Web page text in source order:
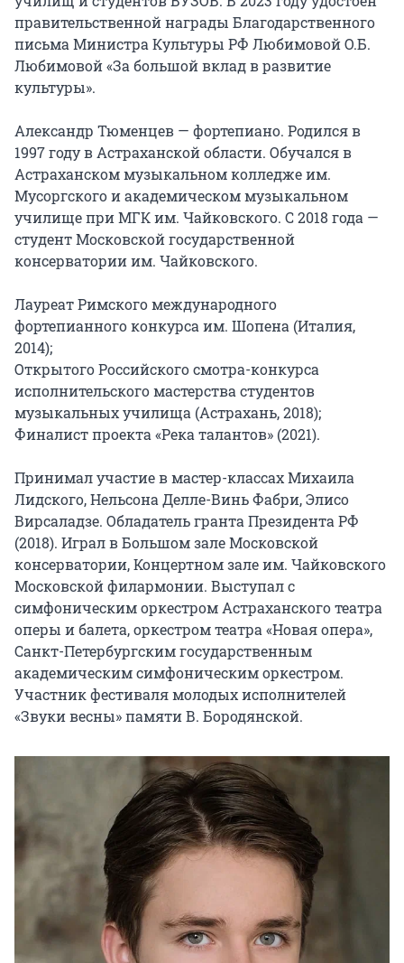
правительственной награды Благодарственного
письма Министра Культуры РФ Любимовой О.Б.
Любимовой «За большой вклад в развитие
культуры».
Александр Тюменцев — фортепиано. Родился в
1997 году в Астраханской области. Обучался в
Астраханском музыкальном колледже им.
Мусоргского и академическом музыкальном
училище при МГК им. Чайковского. С 2018 года —
студент Московской государственной
консерватории им. Чайковского.
Лауреат Римского международного
фортепианного конкурса им. Шопена (Италия,
2014);
Открытого Российского смотра-конкурса
исполнительского мастерства студентов
музыкальных училища (Астрахань, 2018);
Финалист проекта «Река талантов» (2021).
Принимал участие в мастер-классах Михаила
Лидского, Нельсона Делле-Винь Фабри, Элисо
Вирсаладзе. Обладатель гранта Президента РФ
(2018). Играл в Большом зале Московской
консерватории, Концертном зале им. Чайковского
Московской филармонии. Выступал с
симфоническим оркестром Астраханского театра
оперы и балета, оркестром театра «Новая опера»,
Санкт-Петербургским государственным
академическим симфоническим оркестром.
Участник фестиваля молодых исполнителей
«Звуки весны» памяти В. Бородянской.